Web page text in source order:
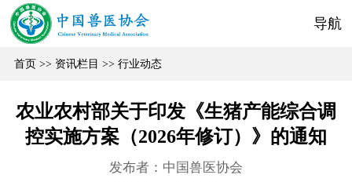
导航
首页>> 资讯栏目 >> 行业动态
农业农村部关于印发《生猪产能综合调
控实施方案（2026年修订）》的通知
发布者：中国兽医协会